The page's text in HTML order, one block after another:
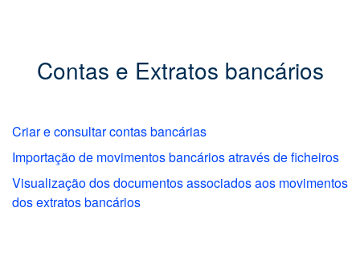
Contas e Extratos bancários
Criar e consultar contas bancárias
Importação de movimentos bancários através de ficheiros
Visualização dos documentos associados aos movimentos
dos extratos bancários